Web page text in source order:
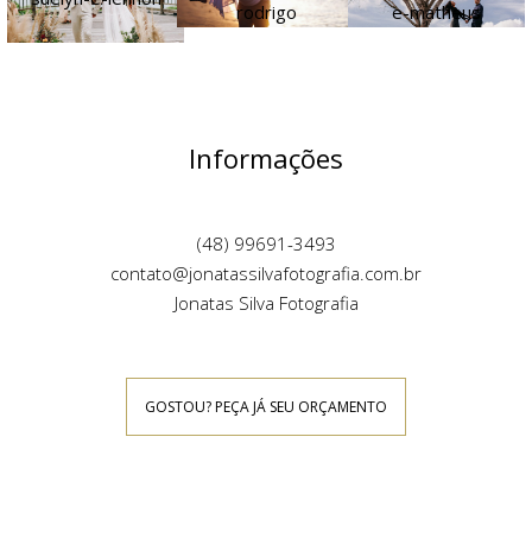
Informações
(48) 99691-3493
contato@jonatassilvafotografia.com.br
Jonatas Silva Fotografia
GOSTOU? PEÇA JÁ SEU ORÇAMENTO